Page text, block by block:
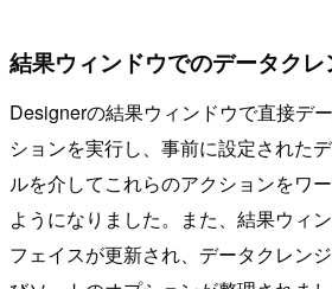
結果ウィンドウでのデータク
Designerの結果ウィンドウで直接デ
ションを実行し、事前に設定された
ルを介してこれらのアクションをワ
ようになりました。また、結果ウィ
フェイスが更新され、データクレン